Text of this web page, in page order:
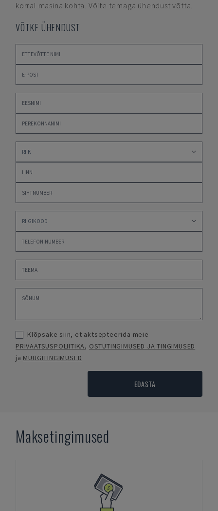
korral masina kohta. Võite temaga ühendust võtta.
VÕTKE ÜHENDUST
Klõpsake siin, et aktsepteerida meie
PRIVAATSUSPOLIITIKA, OSTUTINGIMUSED JA TINGIMUSED
ja MÜÜGITINGIMUSED
EDASTA
Maksetingimused